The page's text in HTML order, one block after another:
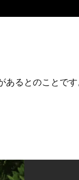
るとのことです